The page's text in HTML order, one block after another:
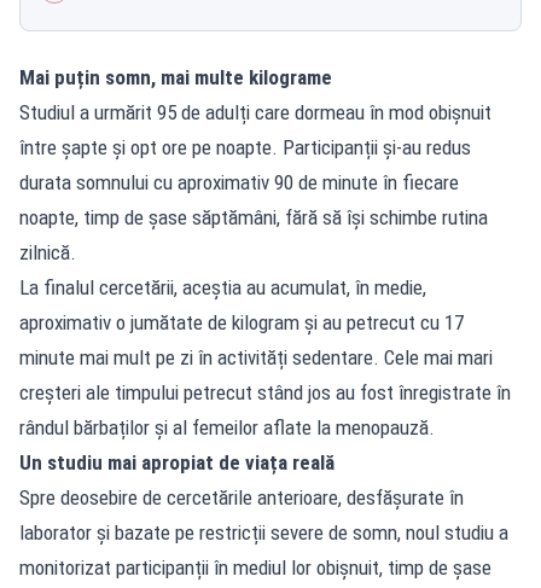
Mai puțin somn, mai multe kilograme
Studiul a urmărit 95 de adulți care dormeau în mod obișnuit
între șapte și opt ore pe noapte. Participanții și-au redus
durata somnului cu aproximativ 90 de minute în fiecare
noapte, timp de șase săptămâni, fără să își schimbe rutina
zilnică.
La finalul cercetării, aceștia au acumulat, în medie,
aproximativ o jumătate de kilogram și au petrecut cu 17
minute mai mult pe zi în activități sedentare. Cele mai mari
creșteri ale timpului petrecut stând jos au fost înregistrate în
rândul bărbaților și al femeilor aflate la menopauză.
Un studiu mai apropiat de viața reală
Spre deosebire de cercetările anterioare, desfășurate în
laborator și bazate pe restricții severe de somn, noul studiu a
monitorizat participanții în mediul lor obișnuit, timp de șase